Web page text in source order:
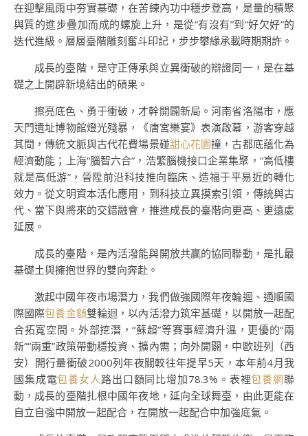
在迎擊風雨中夯實基礎，在苦練內功中穩步登高，是量的積聚
與質的進步疊加而成的螺旋上升，是從“有沒有”到“好欠好”的
迭代進級。層層臺階雕刻奮斗印記，步步攀緣承載時期期許。
成長的臺階，是守正傳承與立異衝破的辯證同一，是在基
礎之上開辟新境結出的碩果。
擦亮底色、勇于衝破，才幹開闢新局。河南省洛陽市，應
天門遺址博物館燈光殘暴，《唐宮樂宴》表演啟幕，游客穿越
其間，傳統文脈與古代花費場景碰甜心花園撞，古都底蘊化為
經濟動能；上海“腦智六合”，浩繁腦機接口企業集聚，“高低樓
就是高低游”，晉陞前沿科技推向臨床、造福于平易近的轉化
效力。從文明資本活化應用，到科技立異摸索引領，傳統與古
代、當下與將來的交錯融會，推進成長的臺階向更高、更遠處
延展。
成長的臺階，是內活潑能與開放共贏的協同聯動，是扎最
基礎土與擁抱世界的雙向奔赴。
激起中國年夜市場潛力，我們做強國際年夜輪迴、通順國
際國際包養金額雙輪迴，以內活潑力筑牢基礎，以開放一起配
合拓寬空間。外部挖潛，“蘇超”等賽事經濟升溫，更優的“兩
新”“兩重”政策帶動穩投資、擴內需；向外開闢，中歐班列（西
安）開行量衝破2000列年夜關較往年提早5天，本年前4月我
國集成電包養女人路出口額同比增加78.3%。表裡包養網聯
動，成長的臺階扎根中國年夜地，延向全球舞臺，由此更能在
自立自強中開放一起配合，在開放一起配合中加強底氣。